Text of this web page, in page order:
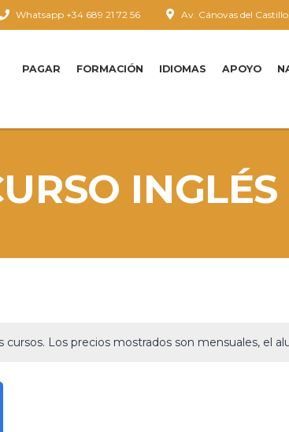
Av. Cánovas del
Whatsapp +34 689 21 72 56
PAGAR FORMACIÓN IDIOMAS APOYO
cursos. Los precios mostrados son mensuales, el